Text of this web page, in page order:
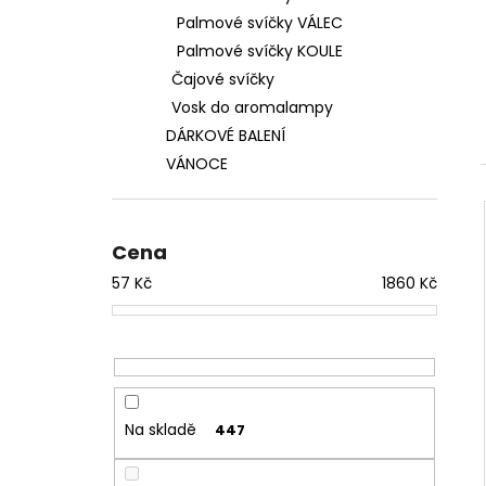
Palmové svíčky VÁLEC
Palmové svíčky KOULE
Čajové svíčky
Vosk do aromalampy
DÁRKOVÉ BALENÍ
VÁNOCE
Cena
57 Kč 1860 Kč
Na skladě 447